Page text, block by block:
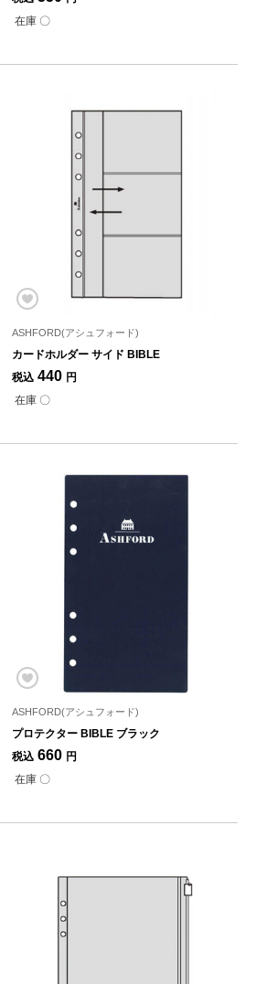
在庫 〇
ASHFORD(アシュフォード)
カードホルダー サイド BIBLE
税込 440 円
在庫 〇
ASHFORD(アシュフォード)
プロテクター BIBLE ブラック
税込 660 円
在庫 〇